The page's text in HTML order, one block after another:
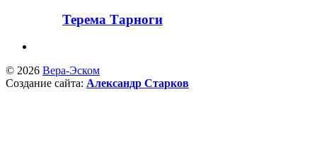
Терема Тарноги
© 2026 Вера-Эском
Создание сайта: Александр Старков